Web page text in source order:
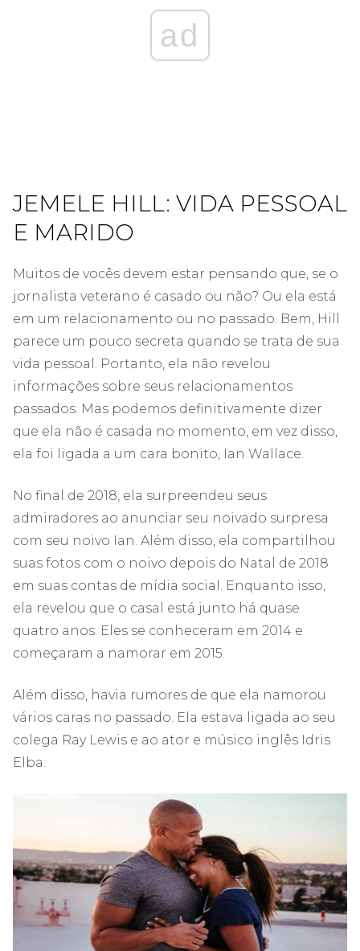
ad
JEMELE HILL: VIDA PESSOAL
E MARIDO
Muitos de vocês devem estar pensando que, se o
jornalista veterano é casado ou não? Ou ela está
em um relacionamento ou no passado. Bem, Hill
parece um pouco secreta quando se trata de sua
vida pessoal. Portanto, ela não revelou
informações sobre seus relacionamentos
passados. Mas podemos definitivamente dizer
que ela não é casada no momento, em vez disso,
ela foi ligada a um cara bonito, Ian Wallace.
No final de 2018, ela surpreendeu seus
admiradores ao anunciar seu noivado surpresa
com seu noivo Ian. Além disso, ela compartilhou
suas fotos com o noivo depois do Natal de 2018
em suas contas de mídia social. Enquanto isso,
ela revelou que o casal está junto há quase
quatro anos. Eles se conheceram em 2014 e
começaram a namorar em 2015.
Além disso, havia rumores de que ela namorou
vários caras no passado. Ela estava ligada ao seu
colega Ray Lewis e ao ator e músico inglês Idris
Elba.